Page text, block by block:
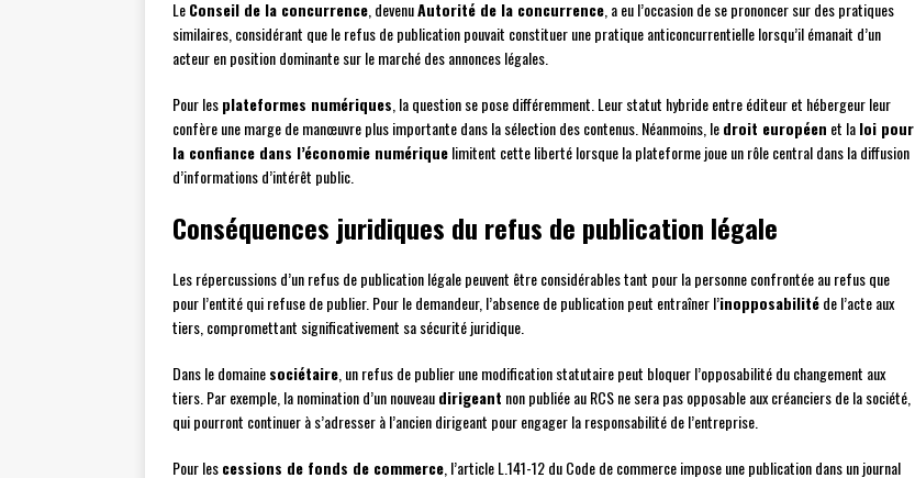
LeConseil de la concurrence , devenuAutorité de la concurrence , a eu l’occasion de se prononcer sur des pratiques
similaires, considérant que le refus de publication pouvait constituer une pratique anticoncurrentielle lorsqu’il émanait d’un
acteur en position dominante sur le marché des annonces légales.
Pour lesplateformes numériques , la question se pose différemment. Leur statut hybride entre éditeur et hébergeur leur
confère une marge de manœuvre plus importante dans la sélection des contenus. Néanmoins, ledroit européen et laloi pour
la confiance dans l’économie numériquelimitent cette liberté lorsque la plateforme joue un rôle central dans la diffusion
d’informations d’intérêt public.
Conséquences juridiques du refus de publication légale
Les répercussions d’un refus de publication légale peuvent être considérables tant pour la personne confrontée au refus que
pour l’entité qui refuse de publier. Pour le demandeur, l’absence de publication peut entraîner l’inopposabilitéde l’acte aux
tiers, compromettant significativement sa sécurité juridique.
Dans le domainesociétaire , un refus de publier une modification statutaire peut bloquer l’opposabilité du changement aux
tiers. Par exemple, la nomination d’un nouveaudirigeant non publiée au RCS ne sera pas opposable aux créanciers de la société,
qui pourront continuer à s’adresser à l’ancien dirigeant pour engager la responsabilité de l’entreprise.
Pour lescessions de fonds de commerce , l’article L.141-12 du Code de commerce impose une publication dans un journal